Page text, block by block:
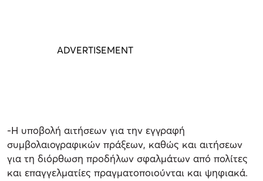
-Η υποβολή αιτήσεων για την εγγραφή
συμβολαιογραφικών πράξεων, καθώς και αιτήσεων
για τη διόρθωση προδήλων σφαλμάτων από πολίτες
και επαγγελματίες πραγματοποιούνται και ψηφιακά.